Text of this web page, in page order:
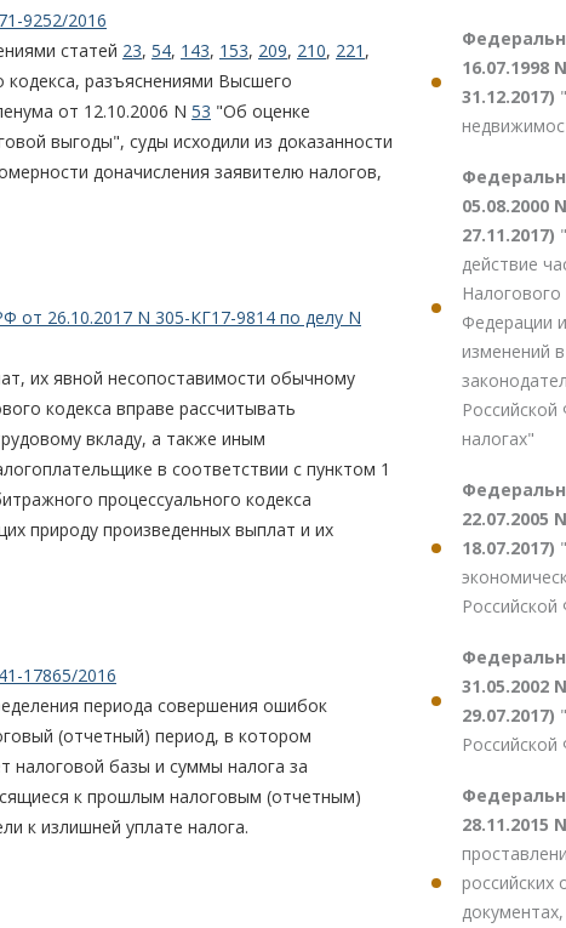
9252/2016
статей 23, 54, 143, 153, 209, 210, 221 ,
кодекса, разъяснениями Высшего
от 12.10.2006 N 53 "Об оценке
выгоды", суды исходили из доказанности
доначисления заявителю налогов,
от 26.10.2017 N 305-КГ17-9814 по делу N
их явной несопоставимости обычному
кодекса вправе рассчитывать
вкладу, а также иным
в соответствии с пунктом 1
процессуального кодекса
природу произведенных выплат и их
17865/2016
периода совершения ошибок
(отчетный) период, в котором
налоговой базы и суммы налога за
к прошлым налоговым (отчетным)
к излишней уплате налога.
16.07.1998
31.12.2017)
05.08.2000
27.11.2017)
действие
Налогового
Федерации
изменений
налогах"
22.07.2005
18.07.2017)
31.05.2002
29.07.2017)
28.11.2015
российских